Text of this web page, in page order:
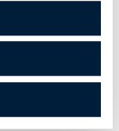
i bruk i